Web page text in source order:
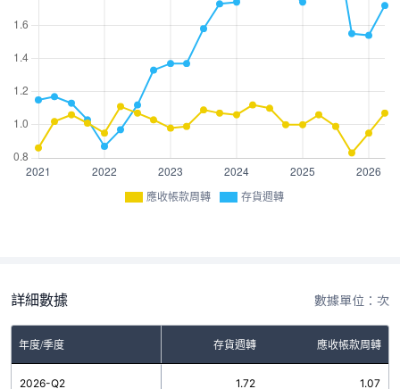
應收帳款周轉 存貨週轉
詳細數據 數據單位：次
年度/季度 存貨週轉 應收帳款周轉
2026-Q2 1.72 1.07